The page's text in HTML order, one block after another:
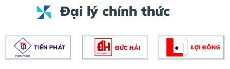
Đại lý chính thức